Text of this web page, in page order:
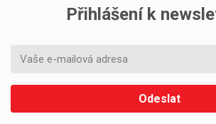
Přihlášení k
Odeslat